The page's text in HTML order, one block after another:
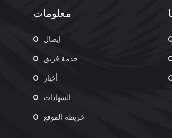
معلومات
ايصال
خدمة فريق
أخبار
الشهادات
خريطة الموقع